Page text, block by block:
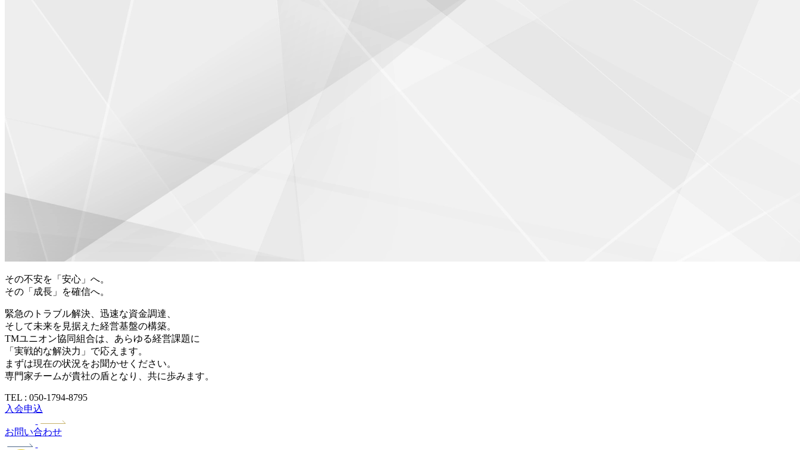
その不安を「安心」へ。
その「成長」を確信へ。
緊急のトラブル解決、迅速な資金調達、
そして未来を見据えた経営基盤の構築。
TMユニオン協同組合は、あらゆる経営課題に
「実戦的な解決力」で応えます。
まずは現在の状況をお聞かせください。
専門家チームが貴社の盾となり、共に歩みます。
TEL : 050-1794-8795
入会申込
お問い合わせ